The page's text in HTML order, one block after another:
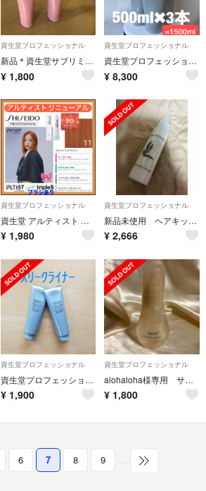
資生堂プロフェッショナル
新品＊資生堂サブリミックエアリーフロートリートメント
¥ 1,800
資生堂プロフェッショナル
資生堂プロフェッショナル アデノバイタル シャンプー 500ml×3本
¥ 8,300
資生堂プロフェッショナル
資生堂 アルティスト ⑪ピンクオレンジ 【ブリーチとセットで合計5%割引
¥ 1,980
資生堂プロフェッショナル
新品未使用 ヘアキッチン テクスチャライジング ライトミルク ヘアトリートメント
¥ 2,666
資生堂プロフェッショナル
資生堂プロフェッショナル ザ・ヘアケア スリークライナー トリートメント 1(…
¥ 1,900
資生堂プロフェッショナル
alohaloha様専用 サブリミック アクアインセンティブ ベルベットオイル
¥ 1,800
6 7 8 9 …